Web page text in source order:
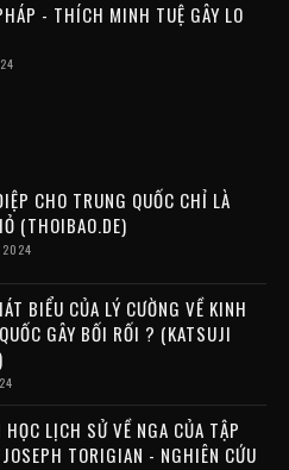
- THÍCH MINH TUỆ GÂY LO
CHO TRUNG QUỐC CHỈ LÀ
(THOIBAO.DE)
2024
BIỂU CỦA LÝ CƯỜNG VỀ KINH
GÂY BỐI RỐI ? (KATSUJI
LỊCH SỬ VỀ NGA CỦA TẬP
TORIGIAN - NGHIÊN CỨU